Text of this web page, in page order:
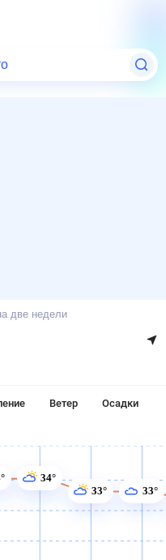
две недели
Ветер Осадки
34°
33°
33°